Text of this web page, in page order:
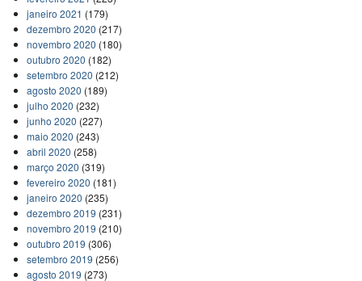
janeiro 2021 (179)
dezembro 2020 (217)
novembro 2020 (180)
outubro 2020 (182)
setembro 2020 (212)
agosto 2020 (189)
julho 2020 (232)
junho 2020 (227)
maio 2020 (243)
abril 2020 (258)
março 2020 (319)
fevereiro 2020 (181)
janeiro 2020 (235)
dezembro 2019 (231)
novembro 2019 (210)
outubro 2019 (306)
setembro 2019 (256)
agosto 2019 (273)